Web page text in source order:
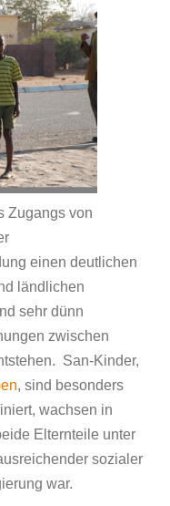
Zugangs von
einen deutlichen
ländlichen
sehr dünn
zwischen
San-Kinder,
, sind besonders
wachsen in
Elternteile unter
sozialer
war.